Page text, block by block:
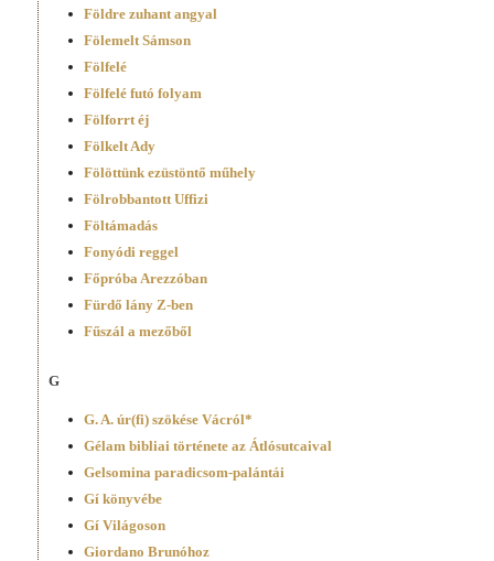
Földre zuhant angyal
Fölemelt Sámson
Fölfelé
Fölfelé futó folyam
Fölforrt éj
Fölkelt Ady
Fölöttünk ezüstöntő műhely
Fölrobbantott Uffizi
Föltámadás
Fonyódi reggel
Főpróba Arezzóban
Fürdő lány Z-ben
Fűszál a mezőből
G
G. A. úr(fi) szökése Vácról*
Gélam bibliai története az Átlósutcaival
Gelsomina paradicsom-palántái
Gí könyvébe
Gí Világoson
Giordano Brunóhoz